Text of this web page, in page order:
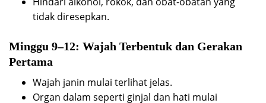
tidak diresepkan.
Minggu 9–12: Wajah Terbentuk dan Gerakan
Pertama
Wajah janin mulai terlihat jelas.
Organ dalam seperti ginjal dan hati mulai